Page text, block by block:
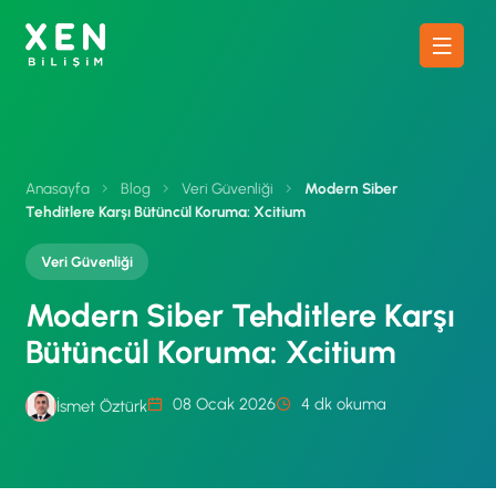
Anasayfa Blog Veri Güvenliği
Modern Siber
Tehditlere Karşı Bütüncül Koruma: Xcitium
Veri Güvenliği
Modern Siber Tehditlere Karşı
Bütüncül Koruma: Xcitium
İsmet Öztürk 08 Ocak 2026 4 dk okuma